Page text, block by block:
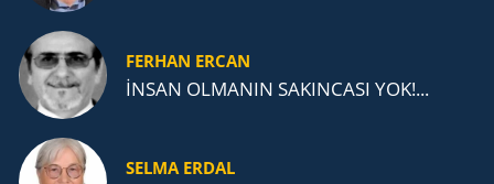
FERHAN ERCAN
İNSAN OLMANIN SAKINCASI YOK!...
SELMA ERDAL